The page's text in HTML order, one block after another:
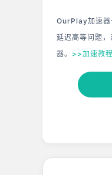
OurPlay加速器
延迟高等问题
器。 >>加速教